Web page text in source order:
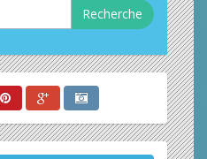
Recherche